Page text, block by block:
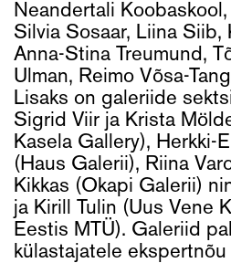
Neandertali
Silvia Sosaar, Liina Siib,
Anna-Stina Treumund,
Ulman, Reimo Võsa-
Lisaks on galeriide
Sigrid Viir ja Krista
Kasela Gallery), Herkki-
(Haus Galerii), Riina
Kikkas (Okapi Galerii)
ja Kirill Tulin (Uus Vene
Eestis MTÜ). Galeriid
külastajatele ekspertnõu